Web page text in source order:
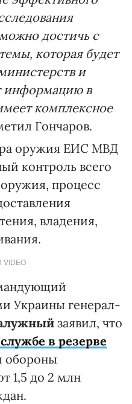
достичь с
которая будет
и
информацию в
комплексное
Гончаров.
оружия ЕИС МВД
контроль всего
процесс
владения,
VIDEO
Украины генерал-
заявил, что
в резерве
обороны
1,5 до 2 млн